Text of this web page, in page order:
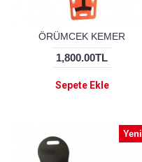
ÖRÜMCEK KEMER
1,800.00TL
Sepete Ekle
Yeni